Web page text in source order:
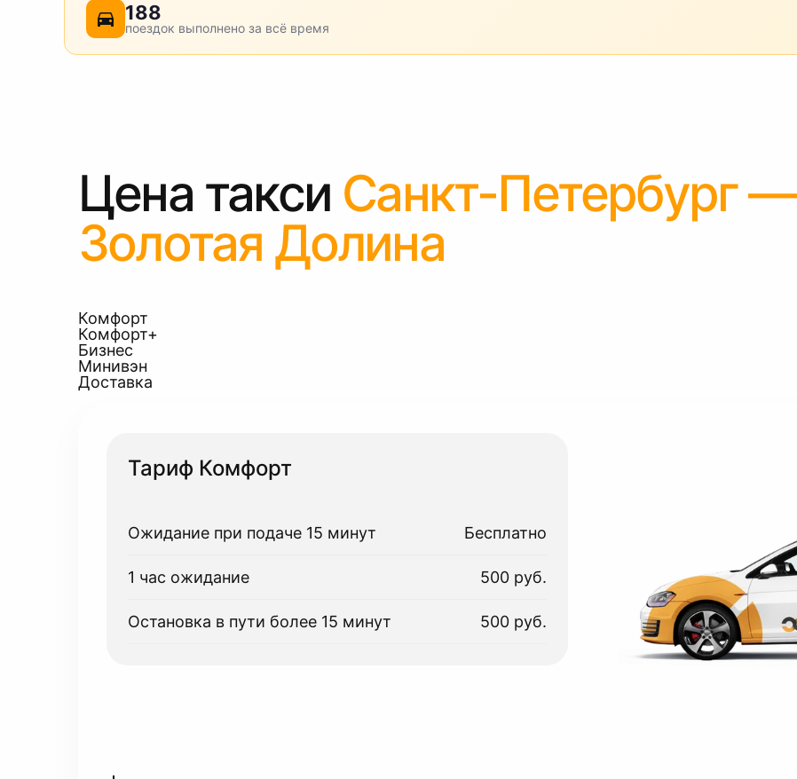
188
поездок выполнено за всё время
Цена такси Санкт-Петербург —
Золотая Долина
Комфорт
Комфорт+
Бизнес
Минивэн
Доставка
Тариф Комфорт
Ожидание при подаче 15 минут Бесплатно
1 час ожидание 500 руб.
Остановка в пути более 15 минут 500 руб.